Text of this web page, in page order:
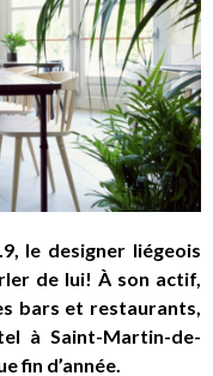
le designer liégeois
de lui! À son actif,
bars et restaurants,
à Saint-Martin-de-
fin d’année.